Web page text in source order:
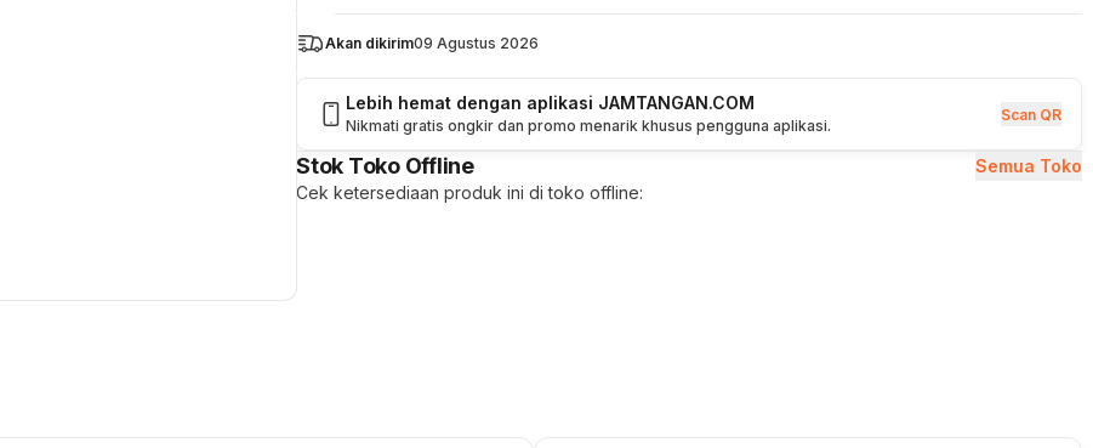
Akan dikirim09 Agustus 2026
Lebih hemat dengan aplikasi JAMTANGAN.COM
Nikmati gratis ongkir dan promo menarik khusus pengguna aplikasi.
Scan QR
Stok Toko Offline
Semua Toko
Cek ketersediaan produk ini di toko offline: